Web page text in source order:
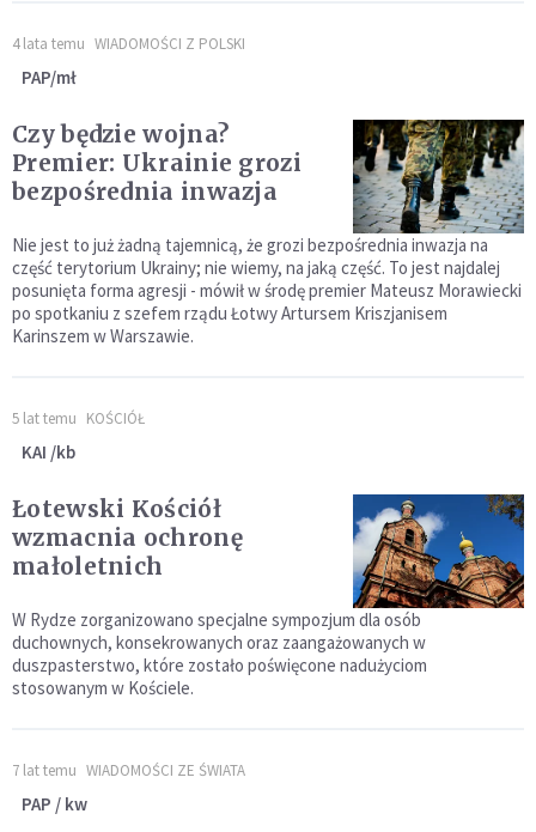
4 lata temu WIADOMOŚCI Z POLSKI
PAP/mł
Czy będzie wojna?
Premier: Ukrainie grozi
bezpośrednia inwazja
Nie jest to już żadną tajemnicą, że grozi bezpośrednia inwazja na
część terytorium Ukrainy; nie wiemy, na jaką część. To jest najdalej
posunięta forma agresji - mówił w środę premier Mateusz Morawiecki
po spotkaniu z szefem rządu Łotwy Artursem Kriszjanisem
Karinszem w Warszawie.
5 lat temu KOŚCIÓŁ
KAI /kb
Łotewski Kościół
wzmacnia ochronę
małoletnich
W Rydze zorganizowano specjalne sympozjum dla osób
duchownych, konsekrowanych oraz zaangażowanych w
duszpasterstwo, które zostało poświęcone nadużyciom
stosowanym w Kościele.
7 lat temu WIADOMOŚCI ZE ŚWIATA
PAP / kw